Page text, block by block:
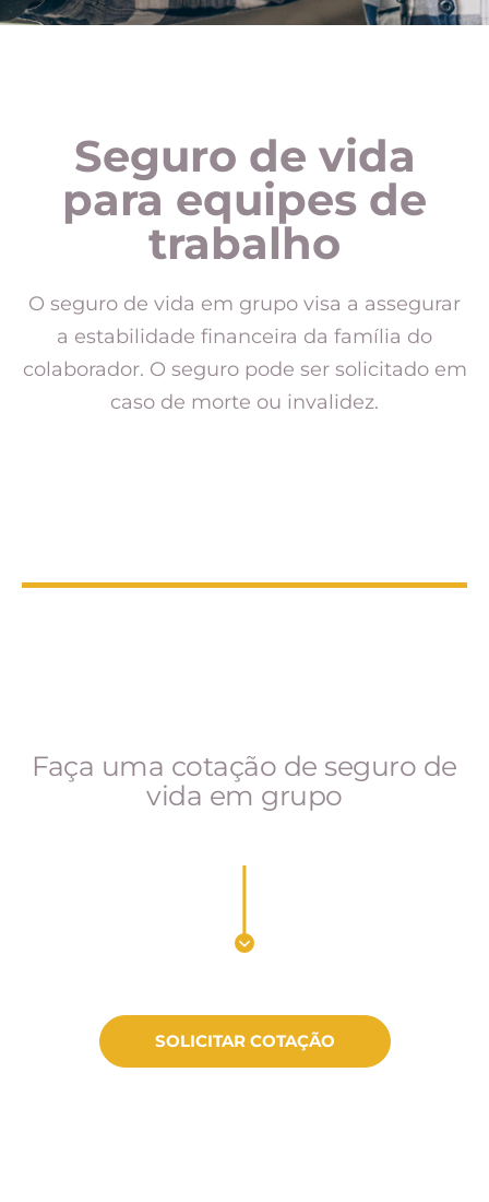
Seguro de vida
para equipes de
trabalho
O seguro de vida em grupo visa a assegurar
a estabilidade financeira da família do
colaborador. O seguro pode ser solicitado em
caso de morte ou invalidez.
Faça uma cotação de seguro de
vida em grupo
SOLICITAR COTAÇÃO